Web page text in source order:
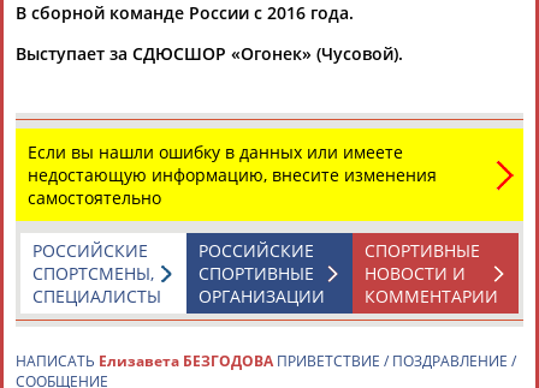
Федерация фристайла России (ФФР) определила состав
национальной сборной по могулу на сезон 2020/21
Герасимова, Дана...
28.05.2020
Объявлен состав российской сборной на этапы Кубка мира
по фристайлу в Красноярске
...могулу сразу 16 спортсменов представят национальную
команду:Елизавета Безгодова, Анна Герасимова, Светлана
Иванова,...
(Проект:Информационное агентство СТАДИОН)
02.03.2020
Сборная России завоевала 16 наград в восьмой медальный
В сборной команде России с 2016 года.
Выступает за СДЮСШОР «Огонек» (Чусовой).
Если вы нашли ошибку в данных или имеете
недостающую информацию, внесите изменения
самостоятельно
СПОРТИВНЫЕ
НОВОСТИ И
КОММЕНТАРИИ
РОССИЙСКИЕ
СПОРТИВНЫЕ
ОРГАНИЗАЦИИ
РОССИЙСКИЕ
СПОРТСМЕНЫ,
СПЕЦИАЛИСТЫ
НАПИСАТЬ Елизавета БЕЗГОДОВА ПРИВЕТСТВИЕ / ПОЗДРАВЛЕНИЕ /
СООБЩЕНИЕ